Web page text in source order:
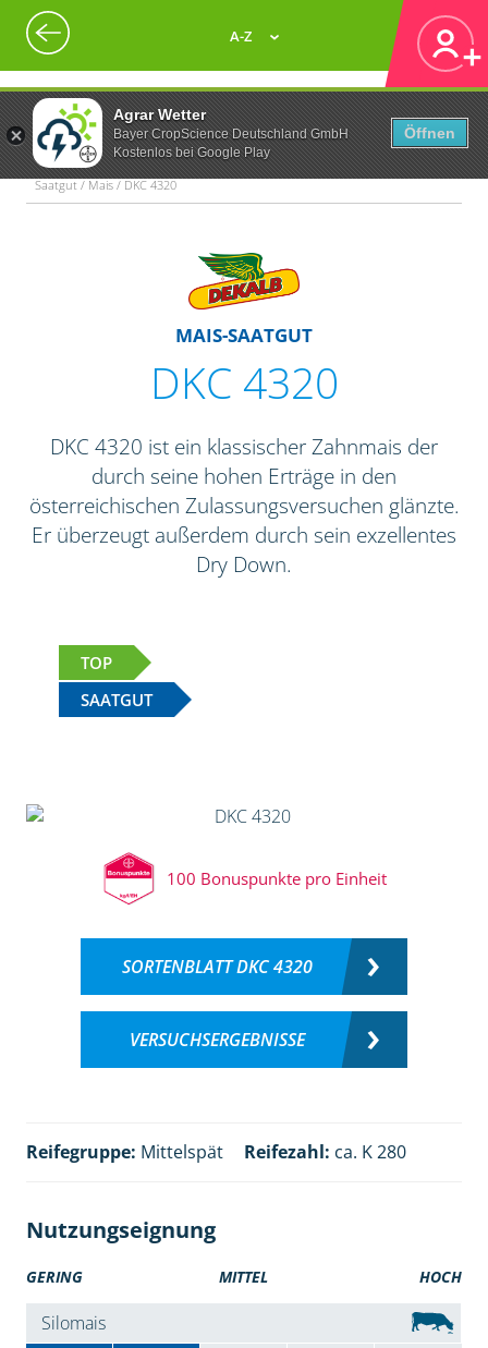
Agrar Wetter
Bayer CropScience Deutschland GmbH
Kostenlos bei Google Play
Öffnen
A-Z
Saatgut / Mais / DKC 4320
MAIS-SAATGUT
DKC 4320
DKC 4320 ist ein klassischer Zahnmais der
durch seine hohen Erträge in den
österreichischen Zulassungsversuchen glänzte.
Er überzeugt außerdem durch sein exzellentes
Dry Down.
TOP
SAATGUT
100 Bonuspunkte pro Einheit
SORTENBLATT DKC 4320
VERSUCHSERGEBNISSE
Reifegruppe: Mittelspät Reifezahl: ca. K 280
Nutzungseignung
GERING MITTEL HOCH
Silomais